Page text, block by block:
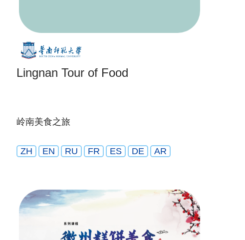
Lingnan Tour of Food
岭南美食之旅
ZH EN RU FR ES DE AR